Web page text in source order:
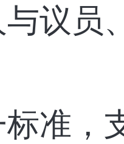
议员
准，